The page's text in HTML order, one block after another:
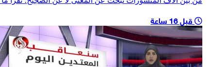
قبل 16 ساعة